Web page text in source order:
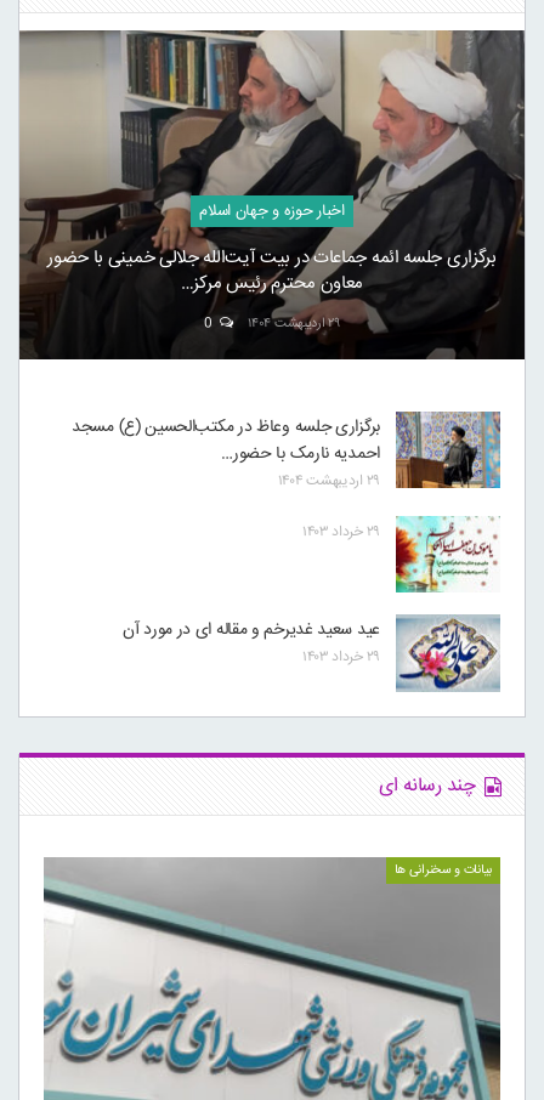
اخبار حوزه و جهان اسلام
برگزاری جلسه ائمه جماعات در بیت آیت‌الله جلالی خمینی با حضور
معاون محترم رئیس مرکز…
۲۹ اردیبهشت ۱۴۰۴
برگزاری جلسه وعاظ در مکتب‌الحسین (ع) مسجد
احمدیه نارمک با حضور…
۲۹ اردیبهشت ۱۴۰۴
۲۹ خرداد ۱۴۰۳
عید سعید غدیرخم و مقاله ای در مورد آن
۲۹ خرداد ۱۴۰۳
چند رسانه ای
بیانات و سخنرانی ها